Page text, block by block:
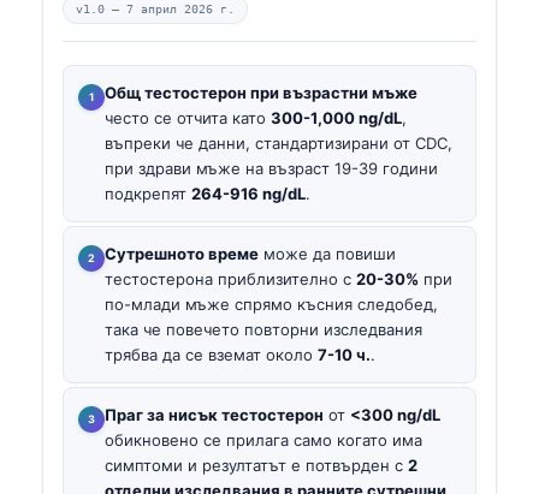
v1.0 — 7 април 2026 г.
Общ тестостерон при възрастни мъже
често се отчита като 300-1,000 ng/dL,
въпреки че данни, стандартизирани от CDC,
при здрави мъже на възраст 19-39 години
подкрепят 264-916 ng/dL.
Сутрешното време може да повиши
тестостерона приблизително с 20-30% при
по-млади мъже спрямо късния следобед,
така че повечето повторни изследвания
трябва да се вземат около 7-10 ч..
Праг за нисък тестостерон от <300 ng/dL
обикновено се прилага само когато има
симптоми и резултатът е потвърден с 2